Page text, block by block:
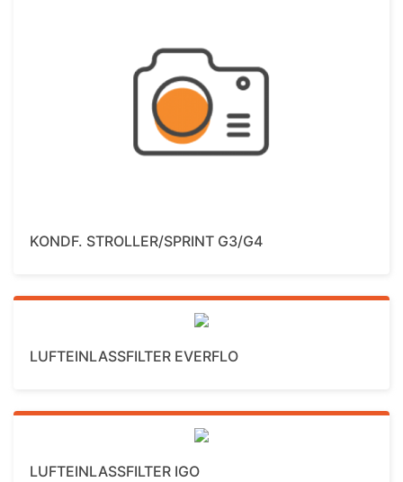
KONDF. STROLLER/SPRINT G3/G4
Mehr Details
LUFTEINLASSFILTER EVERFLO
Mehr Details
LUFTEINLASSFILTER IGO